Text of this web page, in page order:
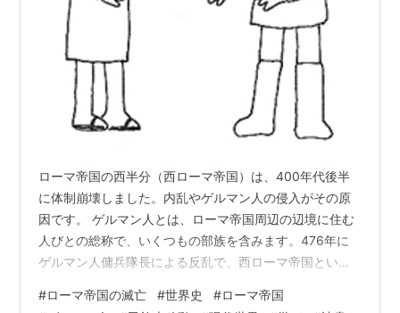
ローマ帝国の西半分（西ローマ帝国）は、400年代後半
に体制崩壊しました。内乱やゲルマン人の侵入がその原
因です。 ゲルマン人とは、ローマ帝国周辺の辺境に住む
人びとの総称で、いくつもの部族を含みます。476年に
ゲルマン人傭兵隊長による反乱で、西ローマ帝国という
もゲルマン人はローマ帝国に入り込んでいました。300
#ローマ帝国の滅亡 #世界史 #ローマ帝国